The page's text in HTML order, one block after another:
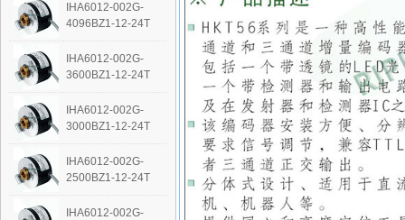
IHA6012-002G-
4096BZ1-12-24T
IHA6012-002G-
3600BZ1-12-24T
IHA6012-002G-
3000BZ1-12-24T
IHA6012-002G-
2500BZ1-12-24T
IHA6012-002G-